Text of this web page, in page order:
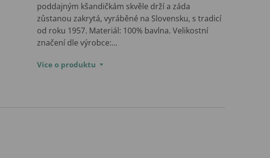
poddajným kšandičkám skvěle drží a záda
zůstanou zakrytá, vyráběné na Slovensku, s tradicí
od roku 1957. Materiál: 100% bavlna. Velikostní
značení dle výrobce:…
Více o produktu